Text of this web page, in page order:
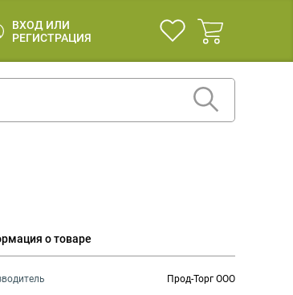
ВХОД ИЛИ
РЕГИСТРАЦИЯ
о товаре
Прод-Торг ООО